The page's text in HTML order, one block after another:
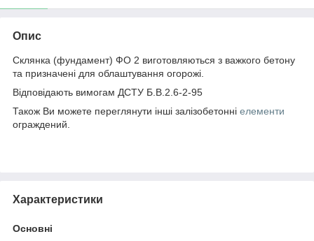
Опис
Склянка (фундамент) ФО 2 виготовляються з важкого бетону
та призначені для облаштування огорожі.
Відповідають вимогам ДСТУ Б.В.2.6-2-95
Також Ви можете переглянути інші залізобетонні елементи
ограждений.
Характеристики
Основні